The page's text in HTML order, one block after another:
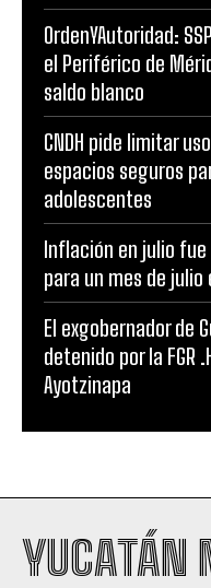
OrdenYAutoridad:
el Periférico de
saldo blanco
CNDH pide limitar
espacios seguros
adolescentes
Inflación en julio
para un mes de julio
El exgobernador de
detenido por la FGR
Ayotzinapa
YUCATÁN